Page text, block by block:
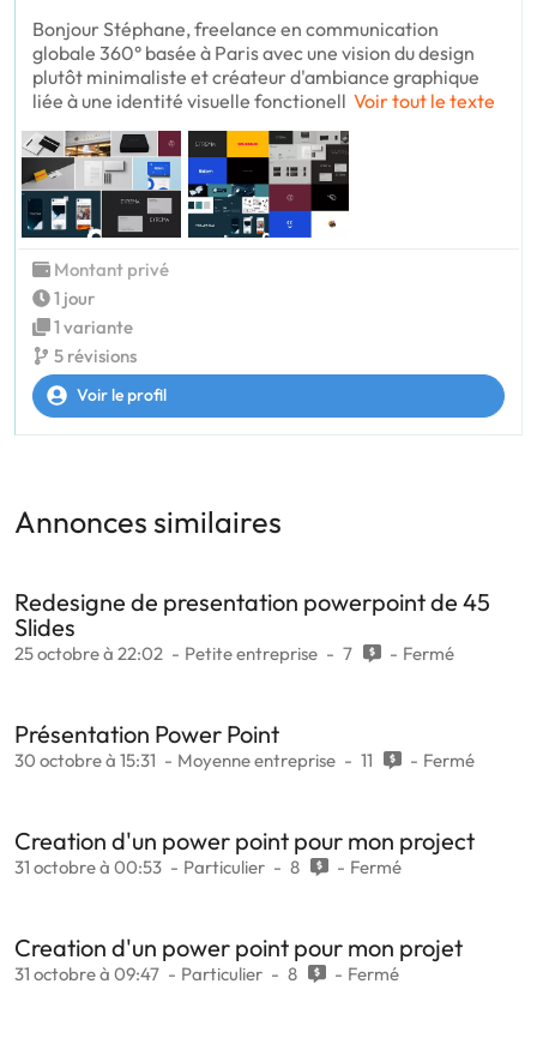
Bonjour Stéphane, freelance en communication
globale 360° basée à Paris avec une vision du design
plutôt minimaliste et créateur d'ambiance graphique
liée à une identité visuelle fonctionell Voir tout le texte
Montant privé
1 jour
1 variante
5 révisions
Voir le profil
Annonces similaires
Redesigne de presentation powerpoint de 45
Slides
25 octobre à 22:02 Petite entreprise 7 Fermé
Présentation Power Point
30 octobre à 15:31 Moyenne entreprise 11 Fermé
Creation d'un power point pour mon project
31 octobre à 00:53 Particulier 8 Fermé
Creation d'un power point pour mon projet
31 octobre à 09:47 Particulier 8 Fermé